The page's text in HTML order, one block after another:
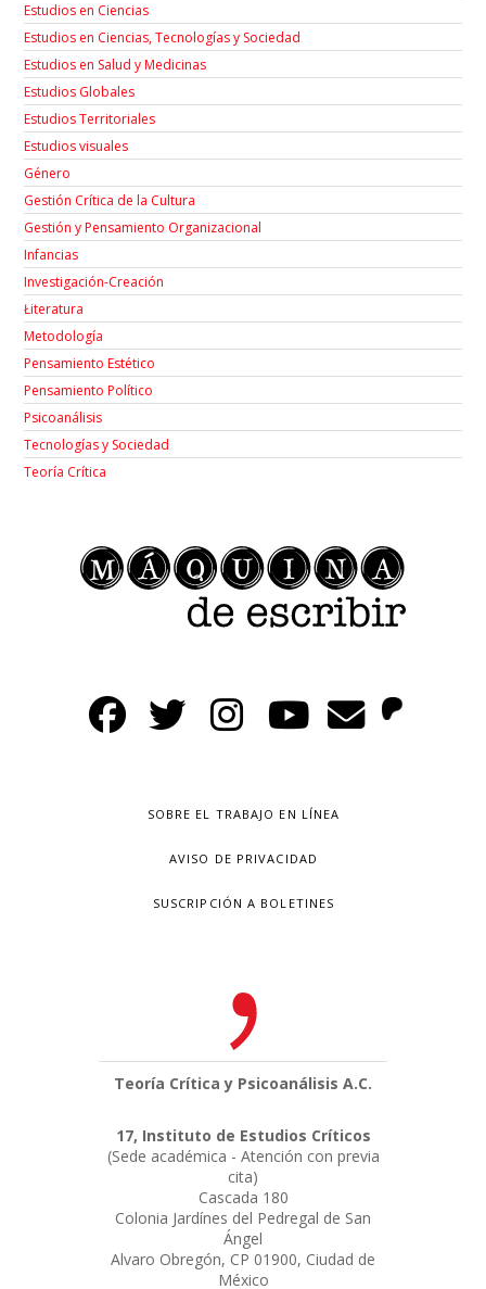
Estudios en Ciencias
Estudios en Ciencias, Tecnologías y Sociedad
Estudios en Salud y Medicinas
Estudios Globales
Estudios Territoriales
Estudios visuales
Género
Gestión Crítica de la Cultura
Gestión y Pensamiento Organizacional
Infancias
Investigación-Creación
Łiteratura
Metodología
Pensamiento Estético
Pensamiento Político
Psicoanálisis
Tecnologías y Sociedad
Teoría Crítica
SOBRE EL TRABAJO EN LÍNEA
AVISO DE PRIVACIDAD
SUSCRIPCIÓN A BOLETINES
Teoría Crítica y Psicoanálisis A.C.
17, Instituto de Estudios Críticos
(Sede académica - Atención con previa
cita)
Cascada 180
Colonia Jardínes del Pedregal de San
Ángel
Alvaro Obregón, CP 01900, Ciudad de
México